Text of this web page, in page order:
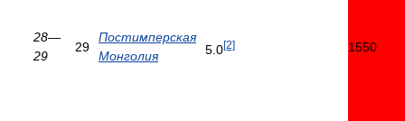
28—
29
29
Постимперская
Монголия
5.0[2] 1550